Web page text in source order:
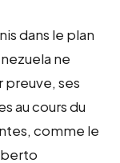
dans le plan
ne
preuve, ses
au cours du
comme le